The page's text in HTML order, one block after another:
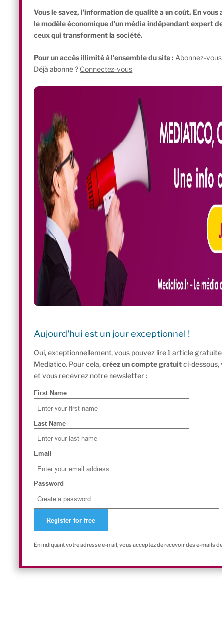
Vous le savez, l'information de qualité a un coût. En
le modèle économique d'un média indépendant expert
ceux qui transforment la société.
Pour un accès illimité à l'ensemble du site : Abonnez-vous
Déjà abonné ? Connectez-vous
Aujourd'hui est un jour exceptionnel !
Oui, exceptionnellement, vous pouvez lire 1 article
Mediatico. Pour cela,créez un compte gratuitci-dessous,
et vous recevrez notre newsletter :
First Name
Last Name
Email
Password
En indiquant votre adresse e-mail, vous acceptez de recevoir des e-mails